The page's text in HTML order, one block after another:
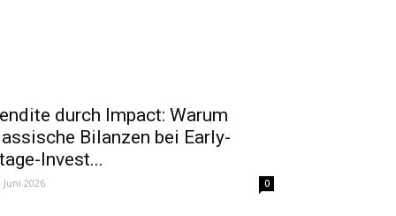
durch Impact: Warum
Bilanzen bei Early-
Invest...
Juni 2026 0